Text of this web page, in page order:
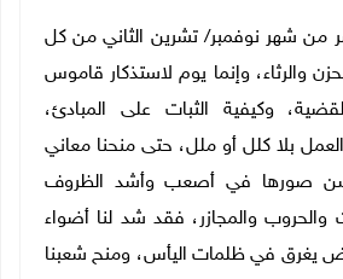
من شهر نوفمبر/ تشرين الثاني من كل
والرثاء، وإنما يوم لاستذكار قاموس
وكيفية الثبات على المبادئ،
بلا كلل أو ملل، حتى منحنا معاني
صورها في أصعب وأشد الظروف
والحروب والمجازر، فقد شد لنا أضواء
يغرق في ظلمات اليأس، ومنح شعبنا